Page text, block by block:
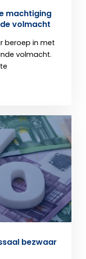
machtiging
volmacht
beroep in met
volmacht.
bezwaar